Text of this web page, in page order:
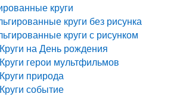
круги
круги без рисунка
круги с рисунком
Круги на День рождения
Круги герои мультфильмов
Круги природа
Круги событие